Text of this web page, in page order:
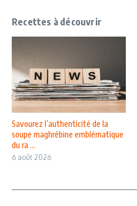
Recettes à découvrir
Savourez l’authenticité de la
soupe maghrébine emblématique
du ra ...
6 août 2026